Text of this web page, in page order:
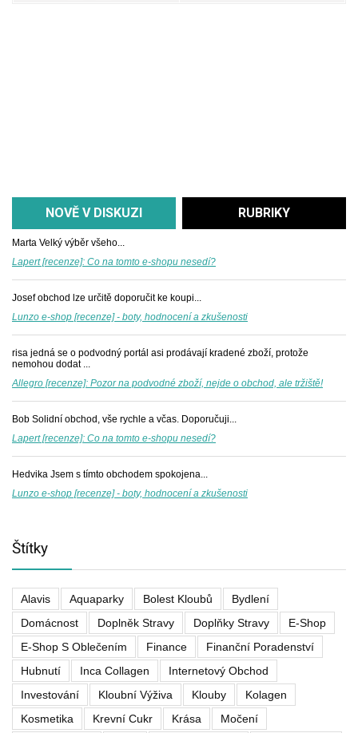
NOVĚ V DISKUZI RUBRIKY
Marta Velký výběr všeho...
Lapert [recenze]: Co na tomto e-shopu nesedí?
Josefobchod lze určitě doporučit ke koupi...
Lunzo e-shop [recenze] - boty, hodnocení a zkušenosti
risa jedná se o podvodný portál asi prodávají kradené zboží, protože
nemohou dodat ...
Allegro [recenze]: Pozor na podvodné zboží, nejde o obchod, ale tržiště!
Bob Solidní obchod, vše rychle a včas. Doporučuji...
Lapert [recenze]: Co na tomto e-shopu nesedí?
Hedvika Jsem s tímto obchodem spokojena...
Lunzo e-shop [recenze] - boty, hodnocení a zkušenosti
Štítky
Alavis Aquaparky Bolest Kloubů
Bydlení
Domácnost
Doplněk Stravy Doplňky Stravy
E-Shop
E-Shop S Oblečením
Finance
Finanční Poradenství
Hubnutí
Inca Collagen
Internetový Obchod
Investování
Kloubní Výživa Klouby
Kolagen
Kosmetika
Krevní Cukr Krása Močení